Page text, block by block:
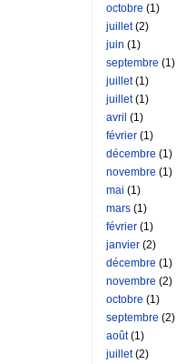
octobre (1)
juillet(2)
juin (1)
septembre (1)
juillet(1)
juillet(1)
avril (1)
février (1)
décembre (1)
novembre (1)
mai (1)
mars (1)
février (1)
janvier (2)
décembre (1)
novembre (2)
octobre (1)
septembre (2)
août(1)
juillet(2)